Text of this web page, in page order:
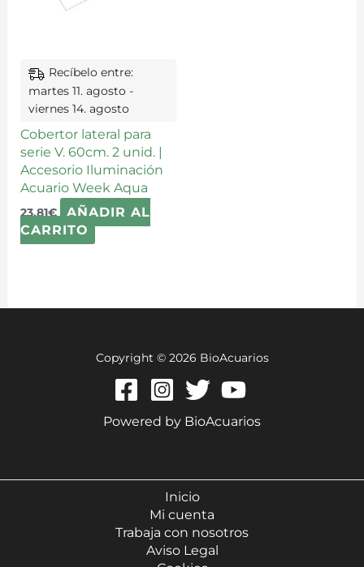
Recíbelo entre:
martes 11. agosto -
viernes 14. agosto
Cobertor lateral para
serie V. 60cm. 2 unid. |
Accesorio Iluminación
Acuario Week Aqua
23,81€
AÑADIR AL
CARRITO
Copyright © 2026 BioAcuarios
Powered by BioAcuarios
Inicio
Mi cuenta
Trabaja con nosotros
Aviso Legal